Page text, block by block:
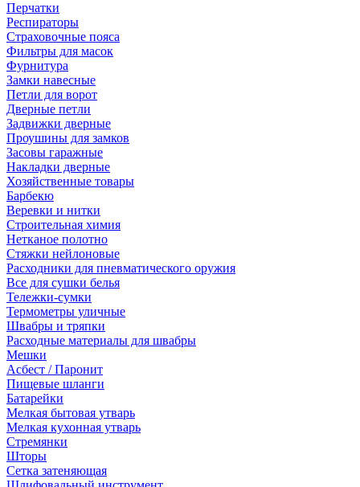
Перчатки
Респираторы
Страховочные пояса
Фильтры для масок
Фурнитура
Замки навесные
Петли для ворот
Дверные петли
Задвижки дверные
Проушины для замков
Засовы гаражные
Накладки дверные
Хозяйственные товары
Барбекю
Веревки и нитки
Строительная химия
Нетканое полотно
Стяжки нейлоновые
Расходники для пневматического оружия
Все для сушки белья
Тележки-сумки
Термометры уличные
Швабры и тряпки
Расходные материалы для швабры
Мешки
Асбест / Паронит
Пищевые шланги
Батарейки
Мелкая бытовая утварь
Мелкая кухонная утварь
Стремянки
Шторы
Сетка затеняющая